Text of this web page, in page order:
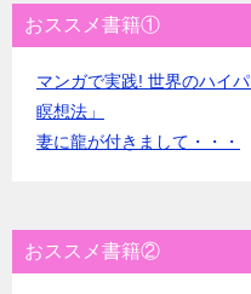
おススメ書籍①
マンガで実践! 世界のハイ
瞑想法」
妻に龍が付きまして・・・
おススメ書籍②